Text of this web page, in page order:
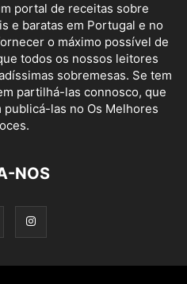
portal de receitas sobre
e baratas em Portugal e no
o máximo possível de
todos os nossos leitores
sobremesas. Se tem
partilhá-las connosco, que
las no Os Melhores
NOS